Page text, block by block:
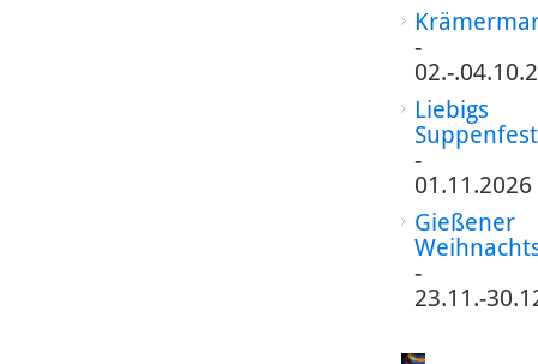
-
02.-
Liebigs
Suppenfest
-
01.11.2026
Gießener
-
23.11.-